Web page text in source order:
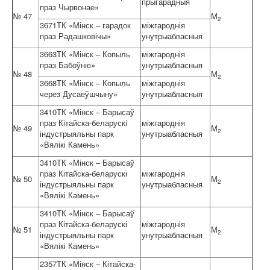
№ 47
праз Чырвонае»
М2
3671ТК «Мінск – гарадок
праз Радашковічы»
міжгароднія
унутрыабласныя
№ 48
3663ТК «Мінск – Копыль
праз Бабоўню»
міжгароднія
унутрыабласныя
М2
3668ТК «Мінск – Копыль
через Дусаеўшчыну»
міжгароднія
унутрыабласныя
№ 49
3410ТК «Мінск – Барысаў
праз Кітайска-беларускі
індустрыяльны парк
«Вялікі Камень»
міжгароднія
унутрыабласныя
М2
№ 50
3410ТК «Мінск – Барысаў
праз Кітайска-беларускі
індустрыяльны парк
«Вялікі Камень»
міжгароднія
унутрыабласныя
М2
№ 51
3410ТК «Мінск – Барысаў
праз Кітайска-беларускі
індустрыяльны парк
«Вялікі Камень»
міжгароднія
унутрыабласныя
М2
2357ТК «Мінск – Кітайска-